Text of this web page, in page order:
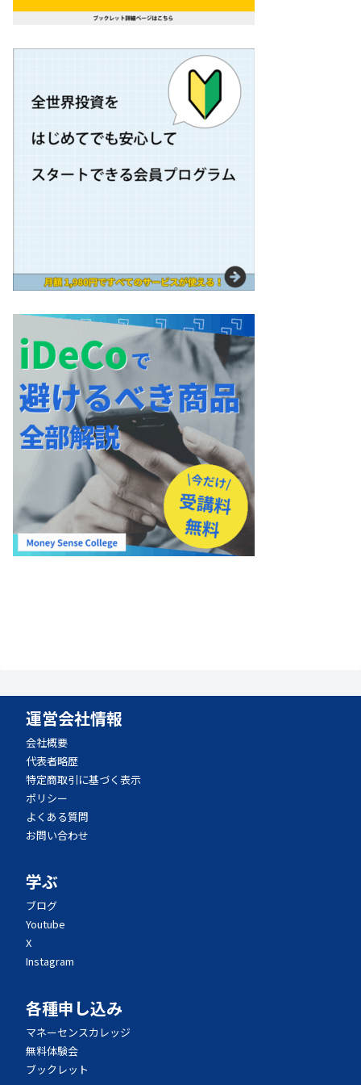
運営会社情報
会社概要
代表者略歴
特定商取引に基づく表示
ポリシー
よくある質問
お問い合わせ
学ぶ
ブログ
Youtube
X
Instagram
各種申し込み
マネーセンスカレッジ
無料体験会
ブックレット